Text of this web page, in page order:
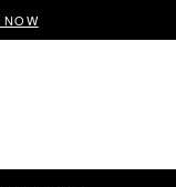
NOW